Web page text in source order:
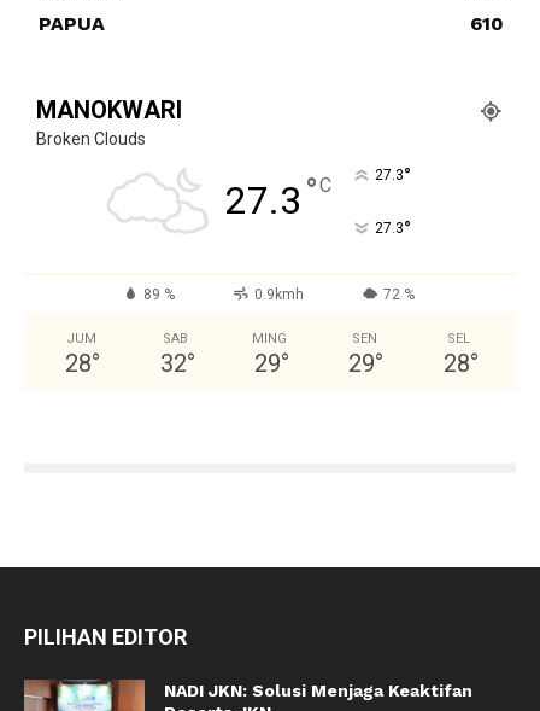
PAPUA
610
MANOKWARI
Broken Clouds
27.3 °C 27.3°
27.3°
89 % 0.9kmh 72 %
JUM
28°
SAB
32°
MING
29°
SEN
29°
SEL
28°
PILIHAN EDITOR
NADI JKN: Solusi Menjaga Keaktifan